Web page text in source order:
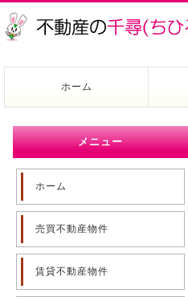
ホーム
メニュー
ホーム
売買不動産物件
賃貸不動産物件